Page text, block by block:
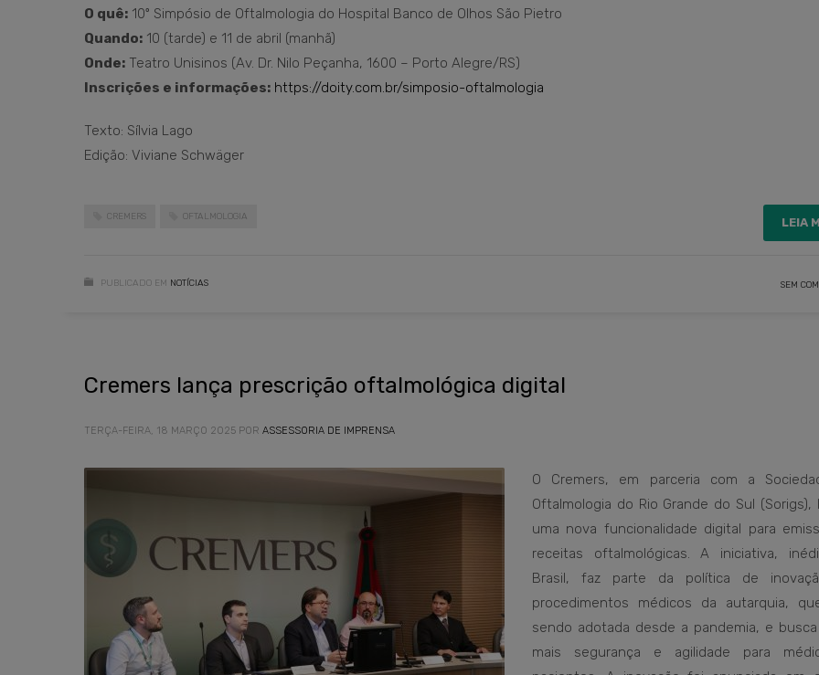
O quê: 10º Simpósio de Oftalmologia do Hospital Banco de Olhos São Pietro
Quando: 10 (tarde) e 11 de abril (manhã)
Onde: Teatro Unisinos (Av. Dr. Nilo Peçanha, 1600 – Porto Alegre/RS)
Inscrições e informações: https://doity.com.br/simposio-oftalmologia
Texto: Sílvia Lago
Edição: Viviane Schwäger
CREMERS OFTALMOLOGIA LEIA
PUBLICADO EM NOTÍCIAS SEM
Cremers lança prescrição oftalmológica digital
TERÇA-FEIRA, 18 MARÇO 2025 POR ASSESSORIA DE IMPRENSA
O Cremers, em parceria com a
Oftalmologia do Rio Grande do Sul (Sorigs),
uma nova funcionalidade digital para
receitas oftalmológicas. A iniciativa,
Brasil, faz parte da política de
procedimentos médicos da autarquia,
sendo adotada desde a pandemia, e
mais segurança e agilidade para